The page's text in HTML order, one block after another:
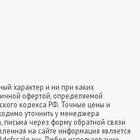
характер и ни при каких
офертой, определяемой
кодекса РФ. Точные цены и
уточнить у менеджера
письма через форму обратной связи
на сайте информация является